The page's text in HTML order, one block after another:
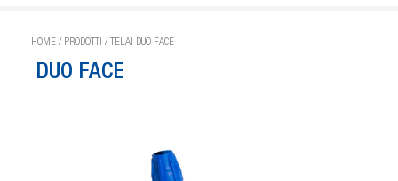
HOME / PRODOTTI / TELAI DUO FACE
DUO FACE